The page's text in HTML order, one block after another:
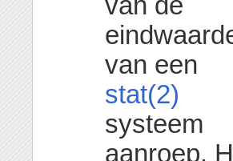
van een
stat(2)
systeem
aanroep.